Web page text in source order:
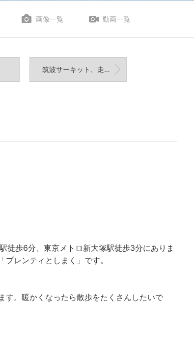
画像一覧 動画一覧
筑波サーキット、走行しました‼
徒歩6分、東京メトロ新大塚駅徒歩3分にありま
レンティとしまく」です。
す。暖かくなったら散歩をたくさんしたいで